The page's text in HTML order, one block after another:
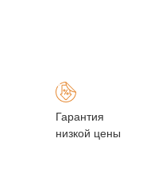
Гарантия
низкой цены